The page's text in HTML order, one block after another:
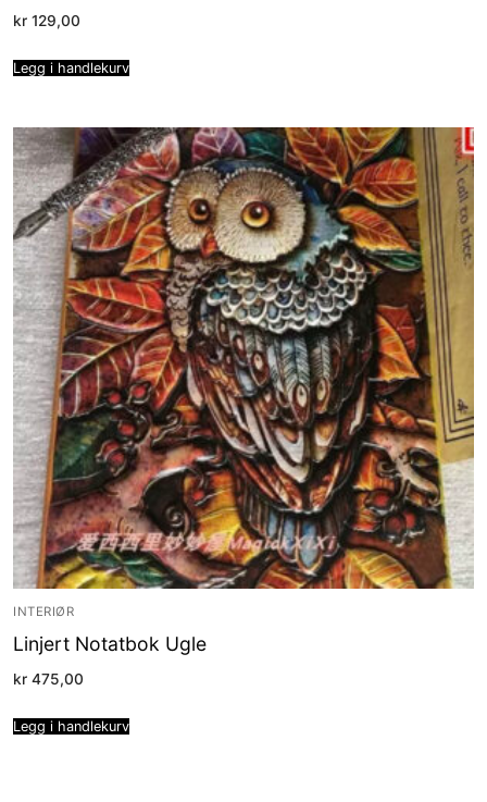
kr 129,00
Legg i handlekurv
INTERIØR
Linjert Notatbok Ugle
kr 475,00
Legg i handlekurv